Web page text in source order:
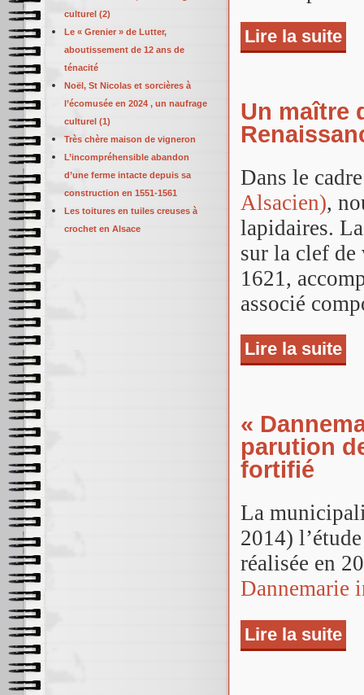
Lire la suite
Un maître
Dans le
Alsacien),
lapidaires.
sur la clef de
1621,
associé
Lire la suite
«
parution
fortifié
La
2014)
réalisée en
Dannemarie
Lire la suite
et
culturel (2)
Le « Grenier » de Lutter,
aboutissement de 12 ans de
ténacité
Noël, St Nicolas et sorcières à
l’écomusée en 2024 , un naufrage
culturel (1)
Très chère maison de vigneron
L’incompréhensible abandon
d’une ferme intacte depuis sa
construction en 1551-1561
Les toitures en tuiles creuses à
crochet en Alsace